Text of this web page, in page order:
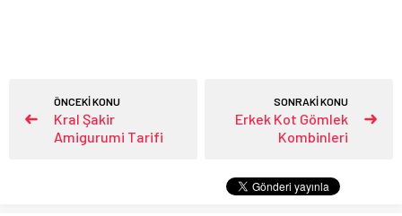
ÖNCEKİ KONU
Kral Şakir
Amigurumi Tarifi
SONRAKİ KONU
Erkek Kot Gömlek
Kombinleri